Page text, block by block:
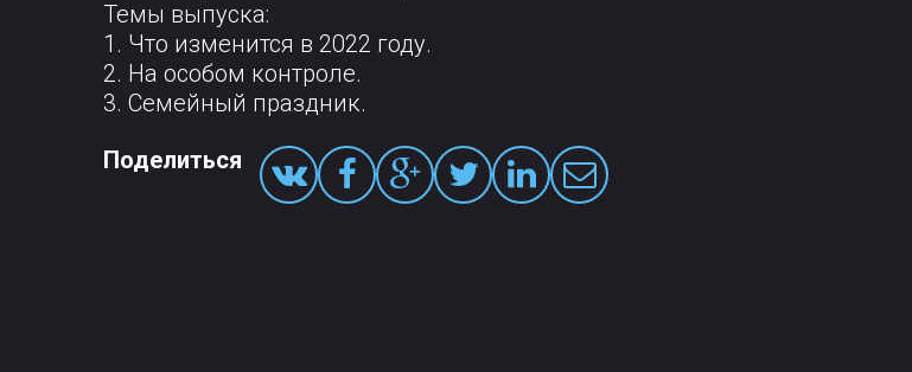
Темы выпуска:
1. Что изменится в 2022 году.
2. На особом контроле.
3. Семейный праздник.
Поделиться